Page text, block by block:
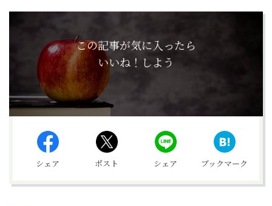
この記事が気に入ったら
いいね！しよう
シェア ポスト シェア ブックマーク